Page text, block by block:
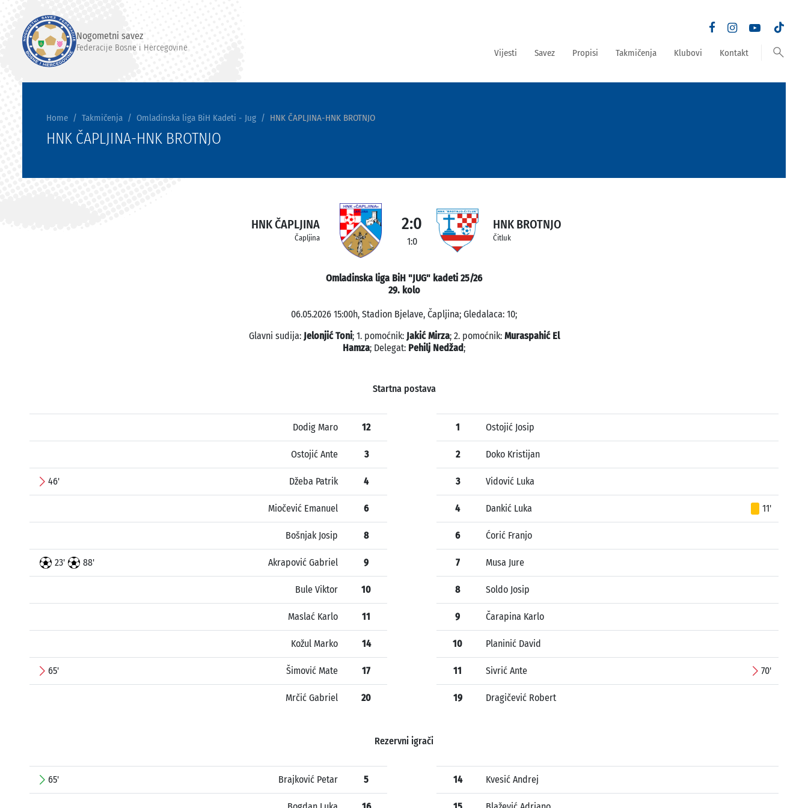
Nogometni savez
Federacije Bosne i Hercegovine Vijesti Savez Propisi Takmičenja Klubovi Kontakt search
Home Takmičenja Omladinska liga BiH Kadeti - Jug HNK ČAPLJINA-HNK BROTNJO
HNK ČAPLJINA-HNK BROTNJO
HNK ČAPLJINA
Čapljina
2:0
1:0
HNK BROTNJO
Čitluk
Omladinska liga BiH "JUG" kadeti 25/26
29. kolo
06.05.2026 15:00h, Stadion Bjelave, Čapljina; Gledalaca: 10;
Glavni sudija: Jelonjić Toni; 1. pomoćnik: Jakić Mirza; 2. pomoćnik: Muraspahić El
Hamza; Delegat: Pehilj Nedžad;
Startna postava
Dodig Maro 12
Ostojić Ante 3
46' Džeba Patrik 4
Miočević Emanuel 6
Bošnjak Josip 8
23' 88' Akrapović Gabriel 9
Bule Viktor 10
Maslać Karlo 11
Kožul Marko 14
65' Šimović Mate 17
Mrčić Gabriel 20
1 Ostojić Josip
2 Doko Kristijan
3 Vidović Luka
4 Dankić Luka 11'
6 Ćorić Franjo
7 Musa Jure
8 Soldo Josip
9 Čarapina Karlo
10 Planinić David
11 Sivrić Ante 70'
19 Dragičević Robert
Rezervni igrači
65' Brajković Petar 5 14 Kvesić Andrej